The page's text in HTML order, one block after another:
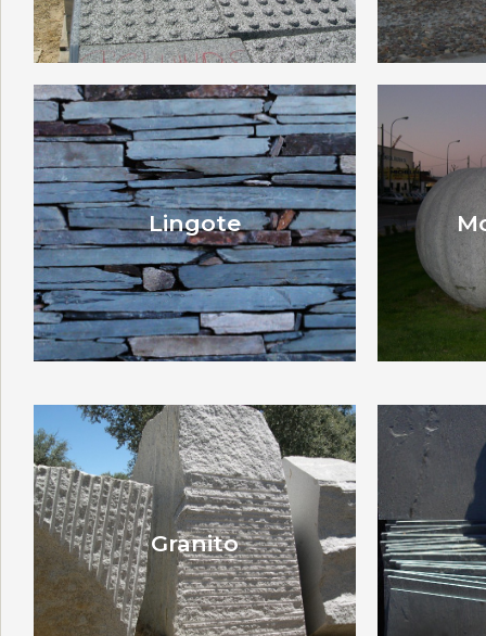
Lingote
Granito